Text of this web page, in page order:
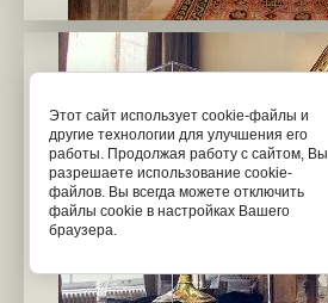
Этот сайт использует cookie-файлы и
другие технологии для улучшения его
работы. Продолжая работу с сайтом, Вы
разрешаете использование cookie-
файлов. Вы всегда можете отключить
файлы cookie в настройках Вашего
браузера.